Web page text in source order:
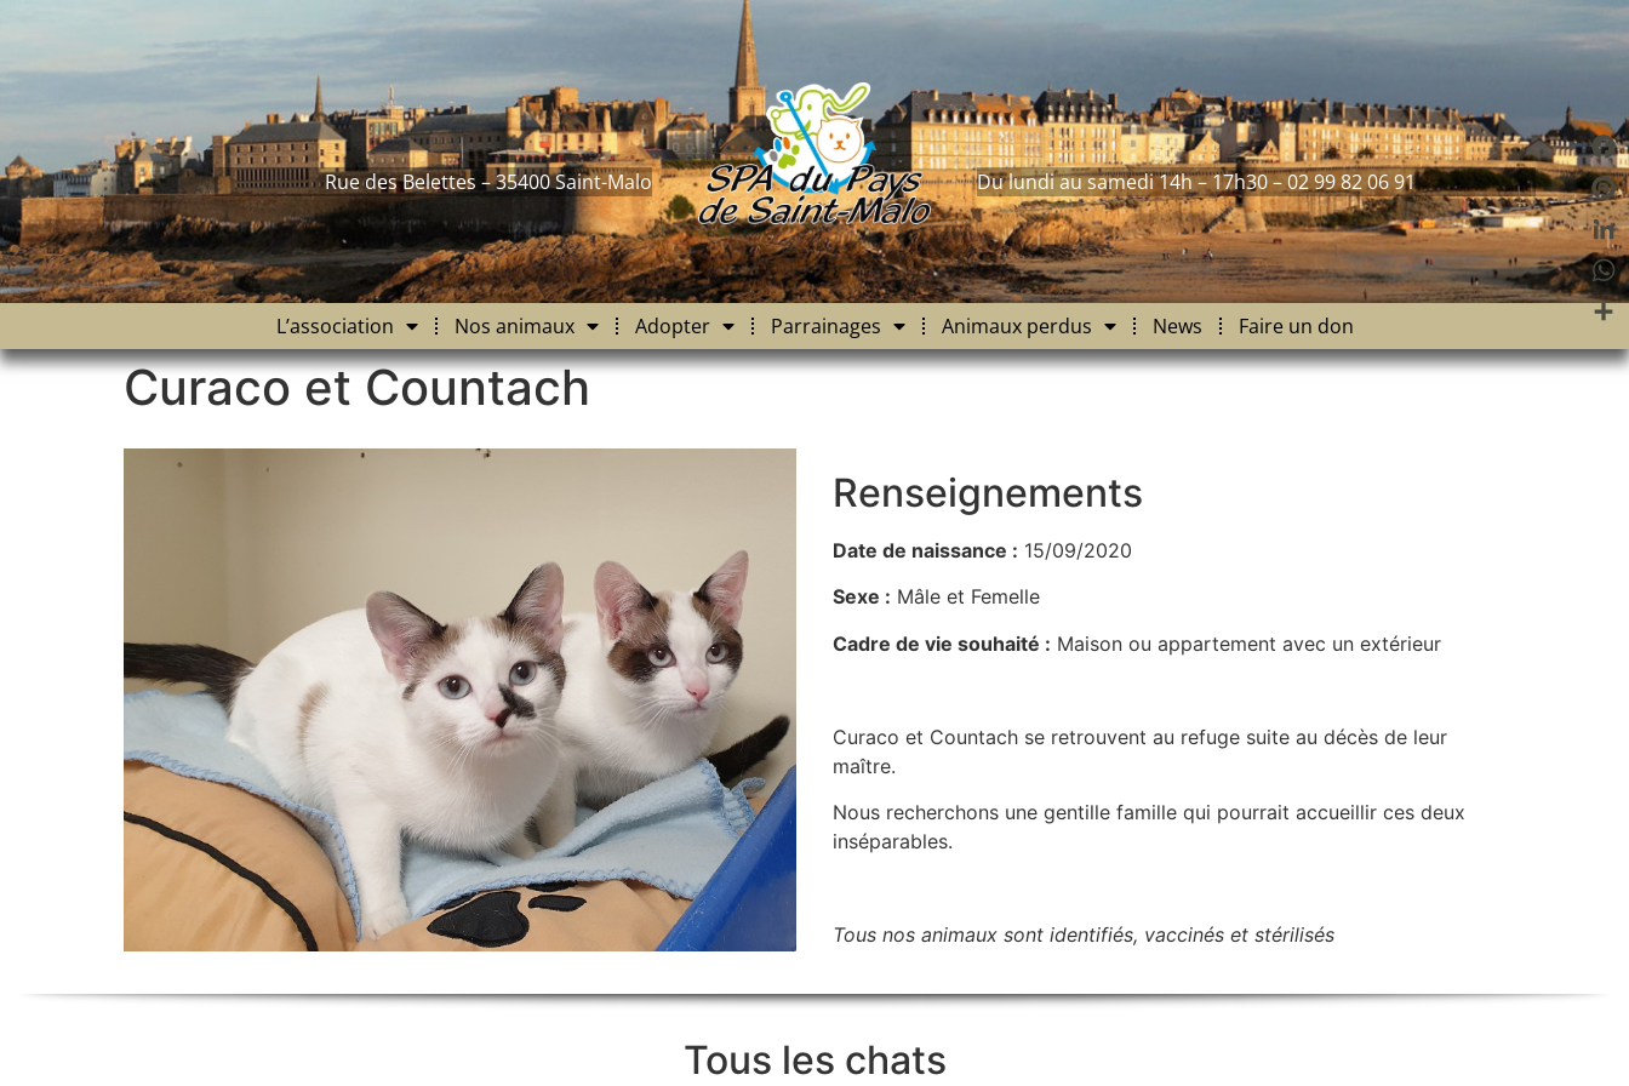
Rue des Belettes – 35400 Saint-Malo Du lundi au samedi 14h – 17h30 – 02 99 82 06 91
L’association Nos animaux Adopter Parrainages Animaux perdus News Faire un don
Curaco et Countach
Renseignements
Date de naissance : 15/09/2020
Sexe : Mâle et Femelle
Cadre de vie souhaité : Maison ou appartement avec un extérieur
Curaco et Countach se retrouvent au refuge suite au décès de leur
maître.
Nous recherchons une gentille famille qui pourrait accueillir ces deux
inséparables.
Tous nos animaux sont identifiés, vaccinés et stérilisés
Tous les chats